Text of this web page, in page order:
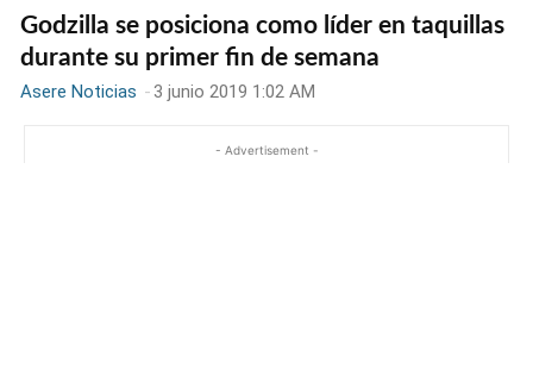
Godzilla se posiciona como líder en taquillas
durante su primer fin de semana
Asere Noticias - 3 junio 2019 1:02 AM
- Advertisement -